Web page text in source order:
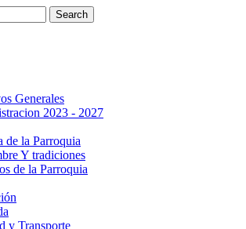
Generales
2023 - 2027
de la Parroquia
Y tradiciones
de la Parroquia
y Transporte